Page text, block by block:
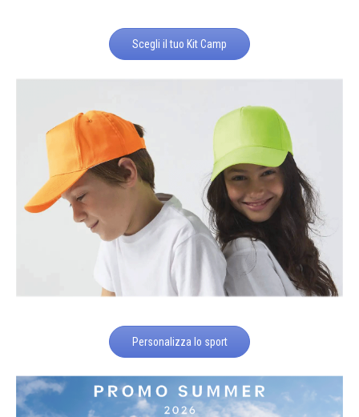
Scegli il tuo Kit Camp
Personalizza lo sport